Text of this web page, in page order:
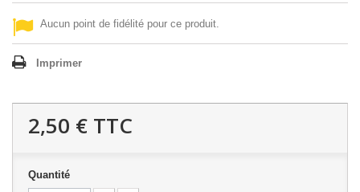
Aucun point de fidélité pour ce produit.
Imprimer
2,50 € TTC
Quantité